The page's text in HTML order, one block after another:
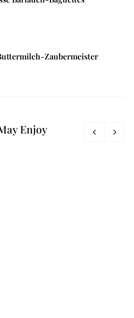
Zaubermeister
Enjoy